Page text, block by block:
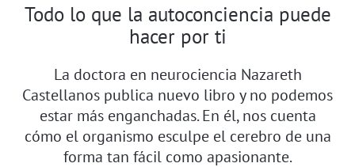
Todo lo que la autoconciencia puede
hacer por ti
La doctora en neurociencia Nazareth
Castellanos publica nuevo libro y no podemos
estar más enganchadas. En él, nos cuenta
cómo el organismo esculpe el cerebro de una
forma tan fácil como apasionante.